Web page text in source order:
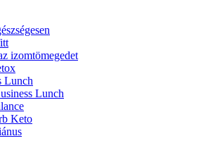
izomtömegedet
Lunch
Lunch
Keto